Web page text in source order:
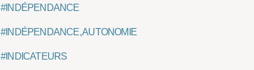
#INDÉPENDANCE
#INDÉPENDANCE, AUTONOMIE
#INDICATEURS